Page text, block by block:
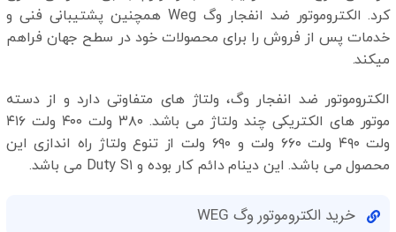
کرد. الکتروموتور ضد انفجار وگ Weg همچنین پشتیبانی فنی و
خدمات پس از فروش را برای محصولات خود در سطح جهان فراهم
میکند.
الکتروموتور ضد انفجار وگ، ولتاژ های متفاوتی دارد و از دسته
موتور های الکتریکی چند ولتاژ می باشد. ۳۸۰ ولت ۴۰۰ ولت ۴۱۶
ولت ۴۹۰ ولت ۶۶۰ ولت و ۶۹۰ ولت از تنوع ولتاژ راه اندازی این
محصول می باشد. این دینام دائم کار بوده و Duty S۱ می باشد.
خرید الکتروموتور وگ WEG